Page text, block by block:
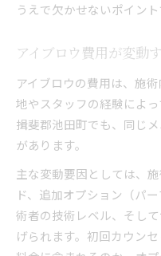
うえで欠かせないポイント
アイブロウ費用が変動
アイブロウの費用は、施
地やスタッフの経験によ
揖斐郡池田町でも、同じ
があります。
主な変動要因としては、
ド、追加オプション（パ
術者の技術レベル、そし
げられます。初回カウン